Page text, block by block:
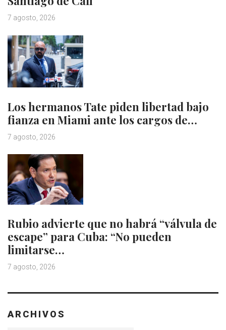
7 agosto, 2026
Los hermanos Tate piden libertad bajo
fianza en Miami ante los cargos de…
7 agosto, 2026
Rubio advierte que no habrá “válvula de
escape” para Cuba: “No pueden
limitarse…
7 agosto, 2026
ARCHIVOS